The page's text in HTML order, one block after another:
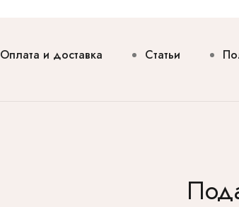
Оплата и доставка Статьи